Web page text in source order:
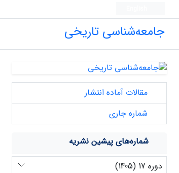
جامعه‌شناسی تاریخی
مقالات آماده انتشار
شماره جاری
شماره‌های پیشین نشریه
دوره 17 (1405)